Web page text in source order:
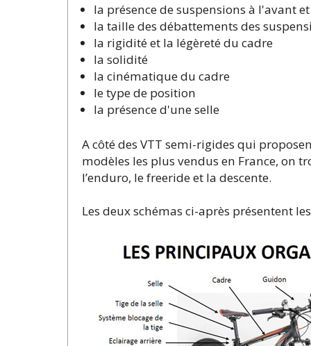
la présence de suspensions à l'avant
la taille des débattements des
la rigidité et la légèreté du cadre
la solidité
la cinématique du cadre
le type de position
la présence d'une selle
A côté des VTT semi-rigides qui
modèles les plus vendus en France, on
l’enduro, le freeride et la descente.
Les deux schémas ci-après présentent